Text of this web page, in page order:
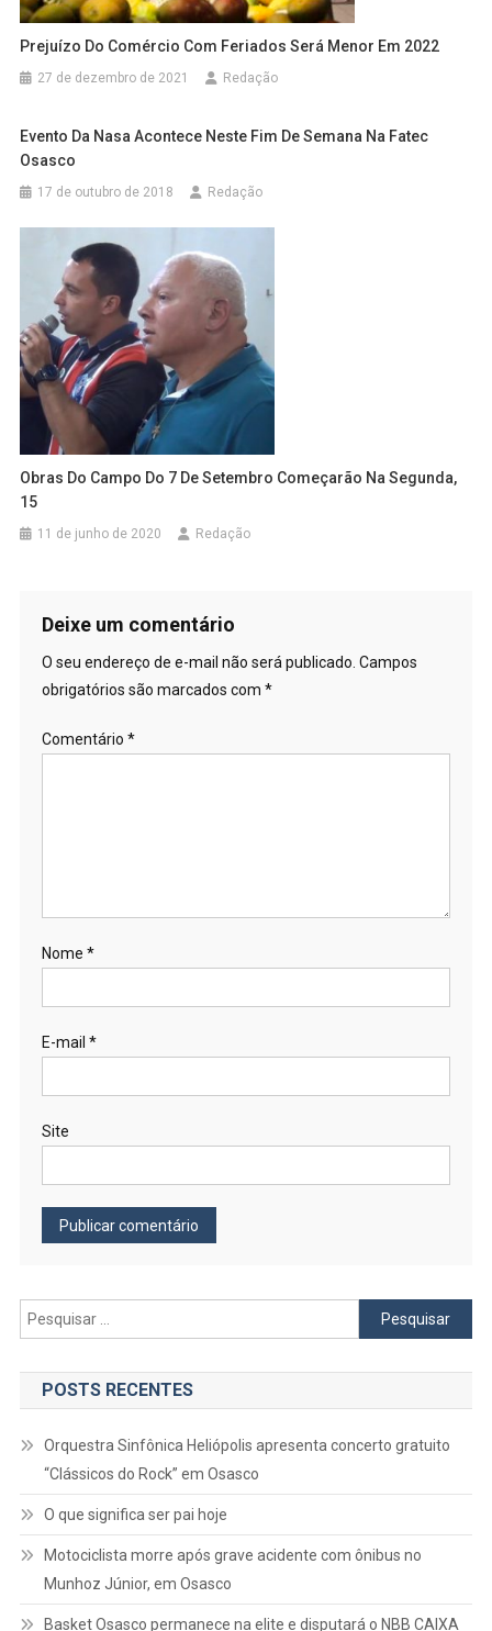
Prejuízo Do Comércio Com Feriados Será Menor Em 2022
27 de dezembro de 2021 Redação
Evento Da Nasa Acontece Neste Fim De Semana Na Fatec
Osasco
17 de outubro de 2018 Redação
Obras Do Campo Do 7 De Setembro Começarão Na Segunda,
15
11 de junho de 2020 Redação
Deixe um comentário
O seu endereço de e-mail não será publicado. Campos
obrigatórios são marcados com *
Comentário *
Nome *
E-mail *
Site
Pesquisar
por:
POSTS RECENTES
Orquestra Sinfônica Heliópolis apresenta concerto gratuito
“Clássicos do Rock” em Osasco
O que significa ser pai hoje
Motociclista morre após grave acidente com ônibus no
Munhoz Júnior, em Osasco
Basket Osasco permanece na elite e disputará o NBB CAIXA